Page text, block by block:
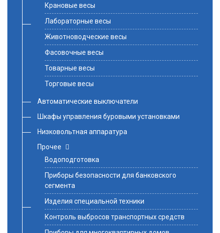
Крановые весы
Лабораторные весы
Животноводческие весы
Фасовочные весы
Товарные весы
Торговые весы
Автоматические выключатели
Шкафы управления буровыми установками
Низковольтная аппаратура
Прочее
Водоподготовка
Приборы безопасности для банковского
сегмента
Изделия специальной техники
Контроль выбросов транспортных средств